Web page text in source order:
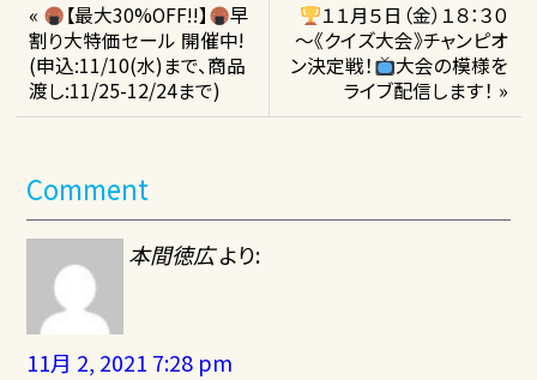
« 【最大30%OFF!!】
早
割り大特価セール 開催中!
(申込:11/10(水)まで、商品
渡し:11/25-12/24まで)
１１月５日（金）１８：３０
～《クイズ大会》チャンピオ
ン決定戦！
大会の模様を
ライブ配信します！ »
Comment
本間徳広 より:
11月 2, 2021 7:28 pm